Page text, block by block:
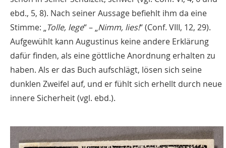
ebd., 5, 8). Nach seiner Aussage befiehlt ihm da eine
Stimme: „Tolle, lege“ – „Nimm, lies!“ (Conf. VIII, 12, 29).
Aufgewühlt kann Augustinus keine andere Erklärung
dafür finden, als eine göttliche Anordnung erhalten zu
haben. Als er das Buch aufschlägt, lösen sich seine
dunklen Zweifel auf, und er fühlt sich erhellt durch neue
innere Sicherheit (vgl. ebd.).